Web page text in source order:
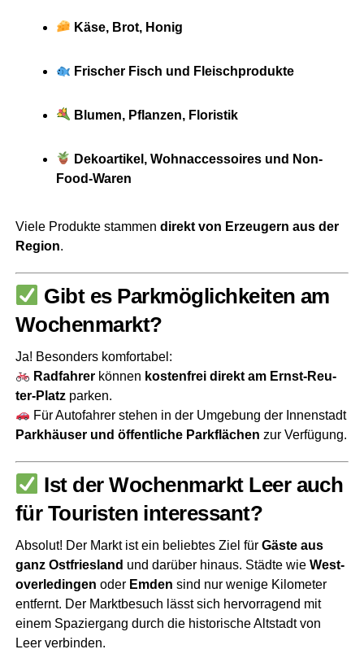
Käse, Brot, Honig
Fri­scher Fisch und Fleischprodukte
Blu­men, Pflan­zen, Floristik
Deko­ar­ti­kel, Wohn­ac­ces­soires und Non-
Food-Waren
Vie­le Pro­duk­te stam­men direkt von Erzeu­gern aus der
Regi­on.
Gibt es Park­mög­lich­kei­ten am
Wochenmarkt?
Ja! Beson­ders kom­for­ta­bel:
Rad­fah­rerkön­nen kos­ten­frei direkt am Ernst-Reu­
ter-Platzpar­ken.
Für Auto­fah­rer ste­hen in der Umge­bung der Innen­stadt
Park­häu­ser und öffent­li­che Park­flä­chen zur Verfügung.
Ist der Wochen­markt Leer auch
für Tou­ris­ten interessant?
Abso­lut! Der Markt ist ein belieb­tes Ziel für Gäs­te aus
ganz Ost­fries­land und dar­über hin­aus. Städ­te wie Wes­t­
ov­er­le­din­gen oder Emden sind nur weni­ge Kilo­me­ter
ent­fernt. Der Markt­be­such lässt sich her­vor­ra­gend mit
einem Spa­zier­gang durch die his­to­ri­sche Alt­stadt von
Leer verbinden.